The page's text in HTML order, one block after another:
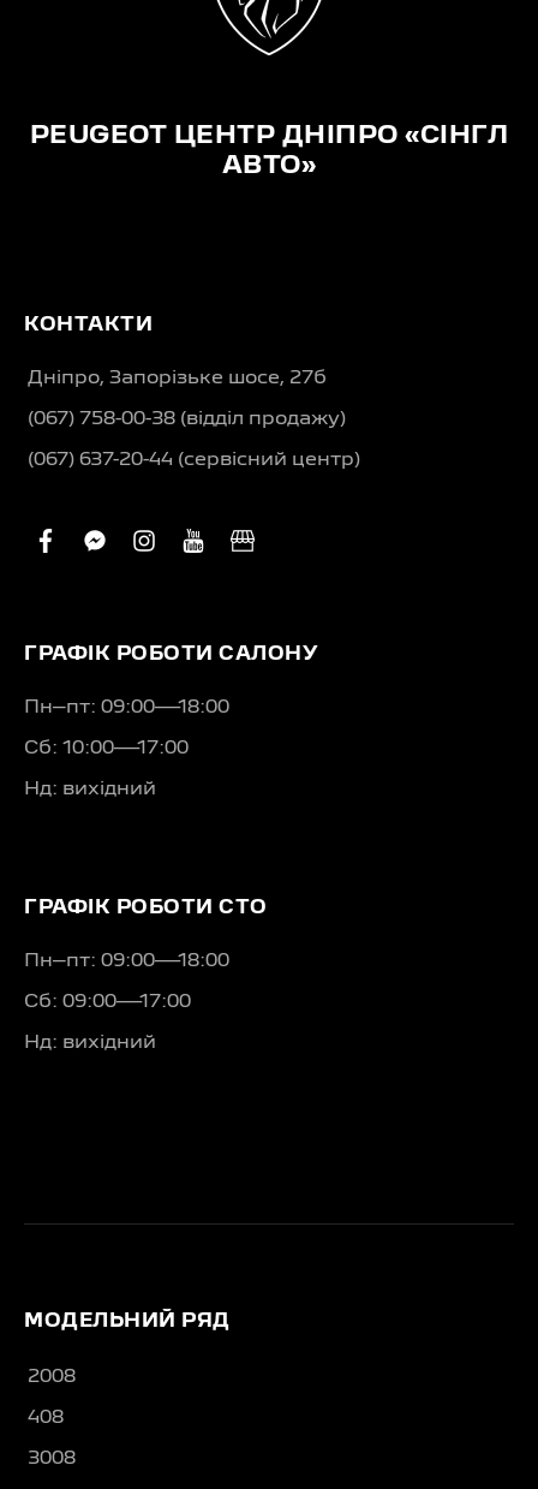
PEUGEOT ЦЕНТР ДНІПРО «СІНГЛ
АВТО»
КОНТАКТИ
Дніпро, Запорізьке шосе, 27б
(067) 758-00-38 (вiддiл продажу)
(067) 637-20-44 (сервісний центр)
facebook
facebook-
instagram
youtube
business
ГРАФІК РОБОТИ САЛОНУ
Пн–пт: 09:00—18:00
Сб: 10:00—17:00
Нд: вихідний
ГРАФІК РОБОТИ СТО
Пн–пт: 09:00—18:00
Сб: 09:00—17:00
Нд: вихідний
МОДЕЛЬНИЙ РЯД
2008
408
3008